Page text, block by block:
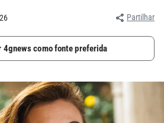
Partilhar
4gnews como fonte preferida